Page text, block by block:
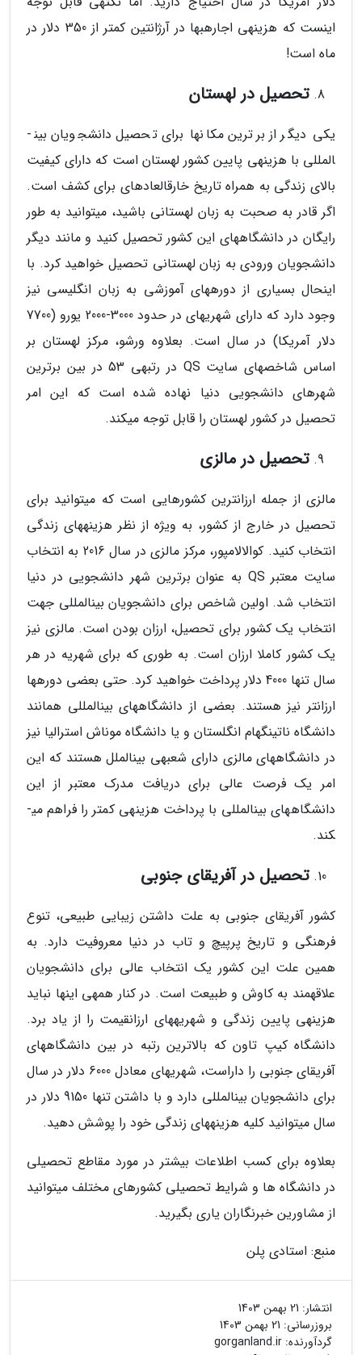
اینست که هزینه­ی اجاره­بها در آرژانتین کمتر از 350 دلار در
ماه است!
تحصیل در لهستان
یکی دیگر از برترین مکان­ها برای تحصیل دانشجویان بین­
المللی با هزینه­ی پایین کشور لهستان است که دارای کیفیت
بالای زندگی به همراه تاریخ خارق­العاده­ای برای کشف است.
اگر قادر به صحبت به زبان لهستانی باشید، می­توانید به طور
رایگان در دانشگاه­های این کشور تحصیل کنید و مانند دیگر
دانشجویان ورودی به زبان لهستانی تحصیل خواهید کرد. با
اینحال بسیاری از دوره­های آموزشی به زبان انگلیسی نیز
وجود دارد که دارای شهریه­ای در حدود 3000-2000 یورو (7700
دلار آمریکا) در سال است. بعلاوه ورشو، مرکز لهستان بر
اساس شاخص­های سایت QS در رتبه­ی 53 در بین برترین
شهرهای دانشجویی دنیا نهاده شده است که این امر
تحصیل در کشور لهستان را قابل توجه می­کند.
تحصیل در مالزی
مالزی از جمله ارزان­ترین کشورهایی است که می­توانید برای
تحصیل در خارج از کشور، به ویژه از نظر هزینه­های زندگی
انتخاب کنید. کوالالامپور، مرکز مالزی در سال 2016 به انتخاب
سایت معتبر QS به عنوان برترین شهر دانشجویی در دنیا
انتخاب شد. اولین شاخص برای دانشجویان بین­المللی جهت
انتخاب یک کشور برای تحصیل، ارزان بودن است. مالزی نیز
یک کشور کاملا ارزان است. به طوری که برای شهریه در هر
سال تنها 4000 دلار پرداخت خواهید کرد. حتی بعضی دوره­ها
ارزان­تر نیز هستند. بعضی از دانشگاه­های بین­المللی همانند
دانشگاه ناتینگهام انگلستان و یا دانشگاه موناش استرالیا نیز
در دانشگاه­های مالزی دارای شعبه­ی بین­الملل هستند که این
امر یک فرصت عالی برای دریافت مدرک معتبر از این
دانشگاه­های بین­المللی با پرداخت هزینه­ی کمتر را فراهم می­
کند.
تحصیل در آفریقای جنوبی
کشور آفریقای جنوبی به علت داشتن زیبایی طبیعی، تنوع
فرهنگی و تاریخ پرپیچ و تاب در دنیا معروفیت دارد. به
همین علت این کشور یک انتخاب عالی برای دانشجویان
علاقه­مند به کاوش و طبیعت است. در کنار همه­ی این­ها نباید
هزینه­ی پایین زندگی و شهریه­های ارزان­قیمت را از یاد برد.
دانشگاه کیپ تاون که بالاترین رتبه در بین دانشگاه­های
آفریقای جنوبی را داراست، شهریه­ای معادل 6000 دلار در سال
برای دانشجویان بین­المللی دارد و با داشتن تنها 9150 دلار در
سال می­توانید کلیه هزینه­های زندگی خود را پوشش دهید.
بعلاوه برای کسب اطلاعات بیشتر در مورد مقاطع تحصیلی
در دانشگاه­ ها و شرایط تحصیلی کشورهای مختلف می­توانید
از مشاورین خبرنگاران یاری بگیرید.
منبع: استادی پلن
انتشار: 21 بهمن 1403
بروزرسانی: 21 بهمن 1403
گردآورنده: gorganland.ir